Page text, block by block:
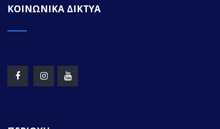
ΚΟΙΝΩΝΙΚΑ ΔΙΚΤΥΑ